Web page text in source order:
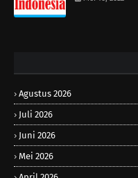
Agustus 2026
Juli 2026
Juni 2026
Mei 2026